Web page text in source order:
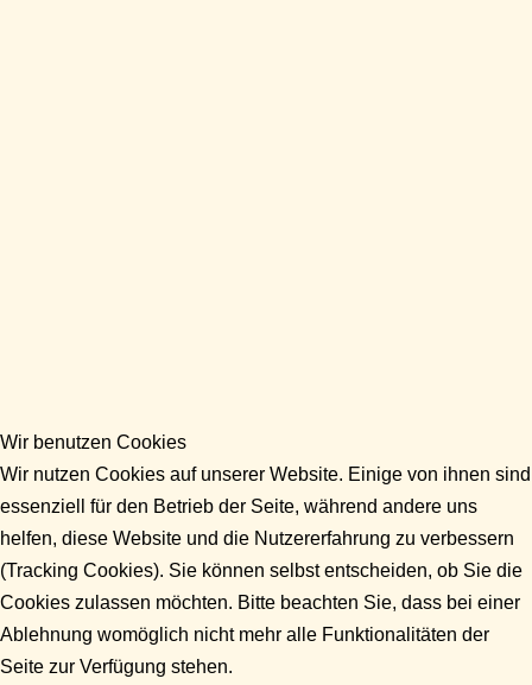
Wir benutzen Cookies
Wir nutzen Cookies auf unserer Website. Einige von ihnen sind
essenziell für den Betrieb der Seite, während andere uns
helfen, diese Website und die Nutzererfahrung zu verbessern
(Tracking Cookies). Sie können selbst entscheiden, ob Sie die
Cookies zulassen möchten. Bitte beachten Sie, dass bei einer
Ablehnung womöglich nicht mehr alle Funktionalitäten der
Seite zur Verfügung stehen.